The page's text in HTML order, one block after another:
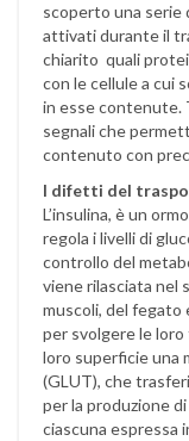
scoperto una serie
attivati durante il
chiarito quali
con le cellule a cui
in esse contenute.
segnali che
contenuto con
I difetti del
L’insulina, è un
regola i livelli di
controllo del
viene rilasciata nel
muscoli, del fegato
per svolgere le
loro superficie una
(GLUT), che
per la produzione
ciascuna espressa